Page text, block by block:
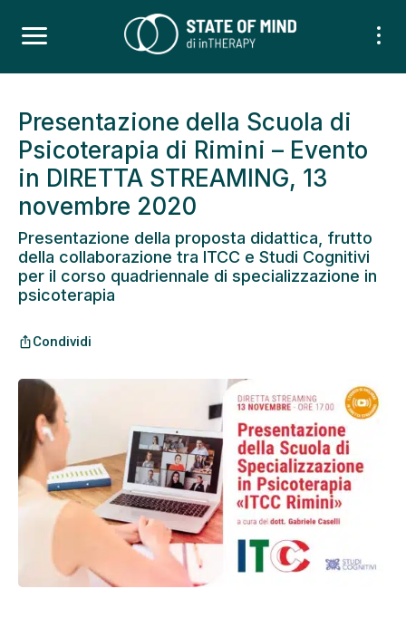
Presentazione della Scuola di
Psicoterapia di Rimini – Evento
in DIRETTA STREAMING, 13
novembre 2020
Presentazione della proposta didattica, frutto
della collaborazione tra ITCC e Studi Cognitivi
per il corso quadriennale di specializzazione in
psicoterapia
ios_shareCondividi